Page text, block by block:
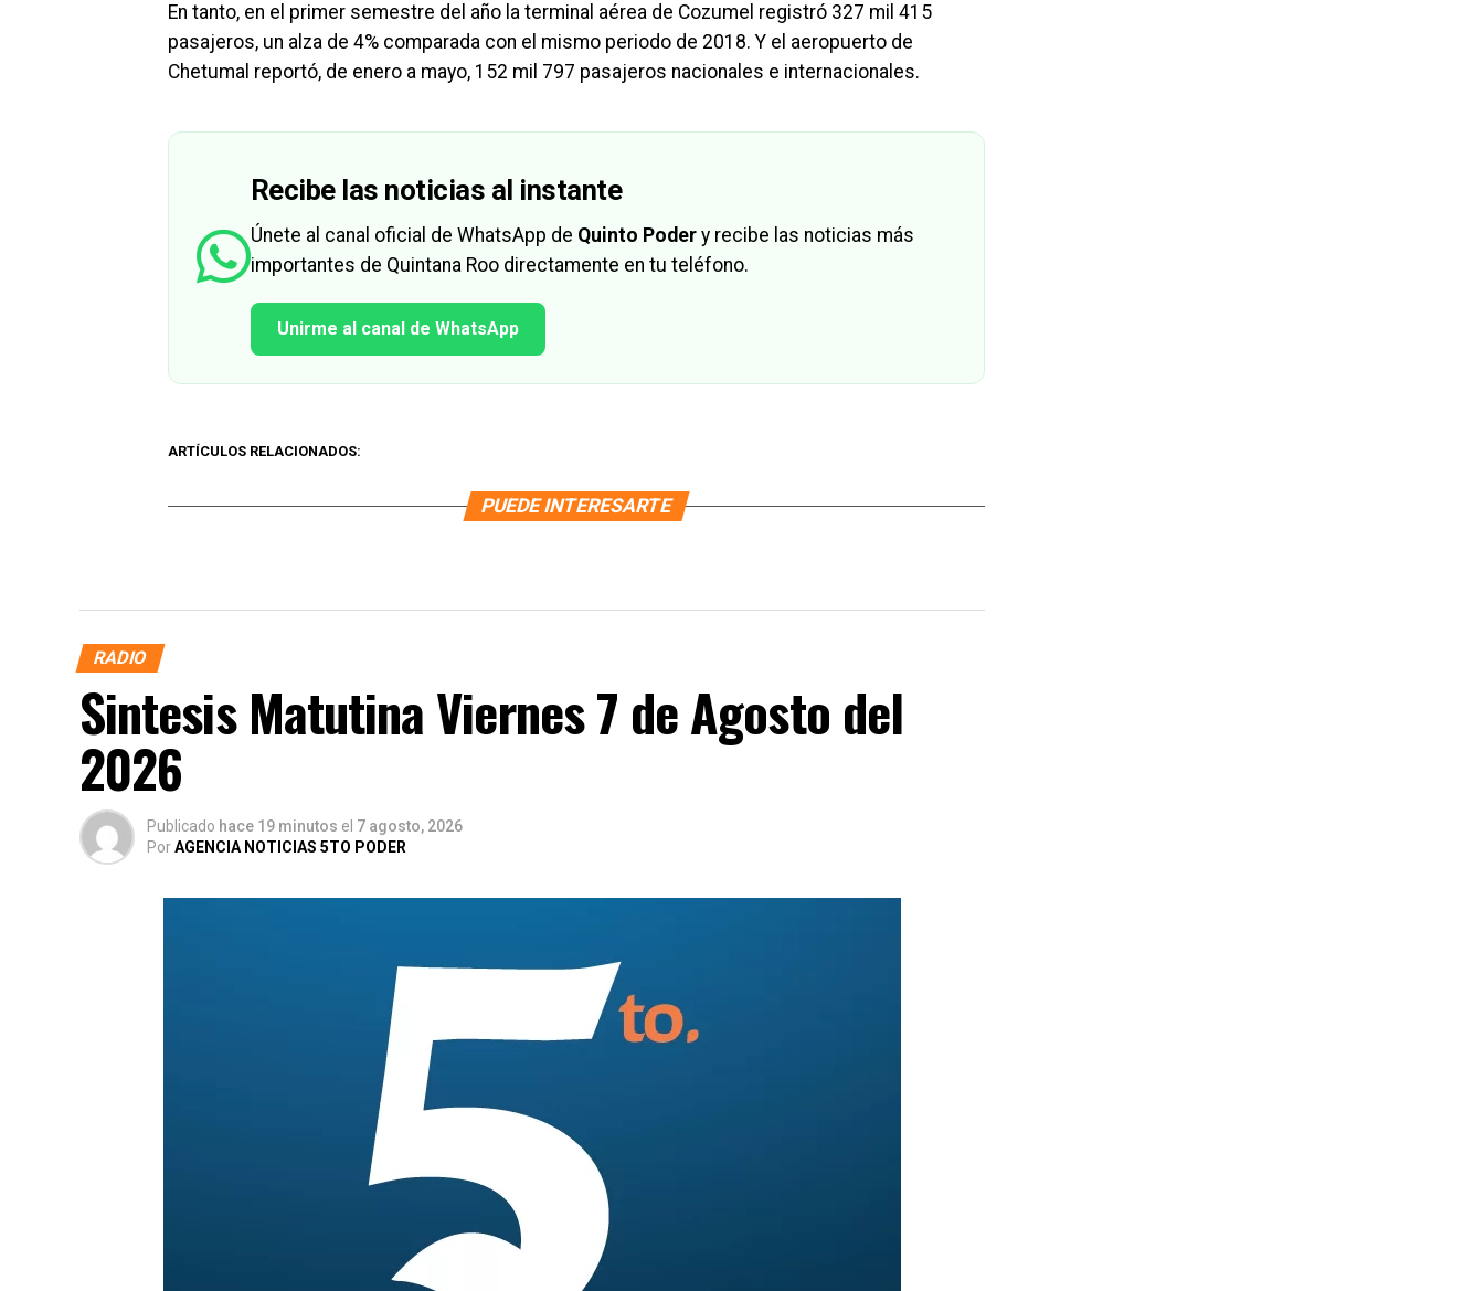
En tanto, en el primer semestre del año la terminal aérea de Cozumel registró 327 mil 415
pasajeros, un alza de 4% comparada con el mismo periodo de 2018. Y el aeropuerto de
Chetumal reportó, de enero a mayo, 152 mil 797 pasajeros nacionales e internacionales.
Recibe las noticias al instante
Únete al canal oficial de WhatsApp de Quinto Poder y recibe las noticias más
importantes de Quintana Roo directamente en tu teléfono.
Unirme al canal de WhatsApp
ARTÍCULOS RELACIONADOS:
PUEDE INTERESARTE
RADIO
Sintesis Matutina Viernes 7 de Agosto del
2026
Publicado hace 19 minutos el 7 agosto, 2026
PorAGENCIA NOTICIAS 5TO PODER